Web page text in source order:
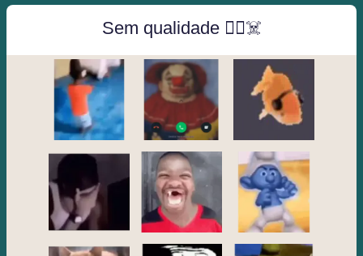
Sem qualidade 😶‍🌫️☠️